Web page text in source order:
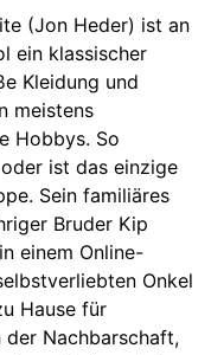
(Jon Heder) ist an
ein klassischer
Kleidung und
meistens
Hobbys. So
ist das einzige
Sein familiäres
Bruder Kip
einem Online-
Onkel
Hause für
Nachbarschaft,